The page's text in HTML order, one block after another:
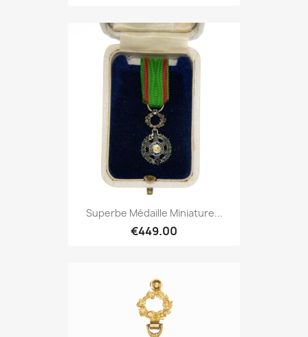
Superbe Médaille Miniature...
€449.00